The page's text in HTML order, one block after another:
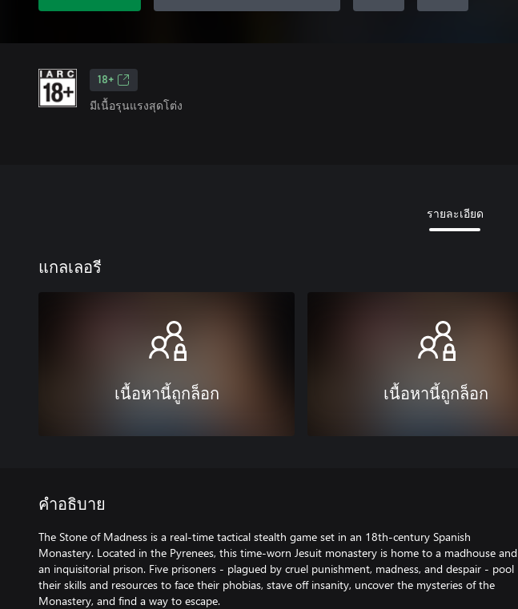
18+
มีเนื้อรุนแรงสุดโต่ง
รายละเอียด
แกลเลอรี
เนื้อหานี้ถูกล็อก เนื้อหานี้ถูกล็อก
คำอธิบาย
The Stone of Madness is a real-time tactical stealth game set in an 18th-century Spanish
Monastery. Located in the Pyrenees, this time-worn Jesuit monastery is home to a madhouse and
an inquisitorial prison. Five prisoners - plagued by cruel punishment, madness, and despair - pool
their skills and resources to face their phobias, stave off insanity, uncover the mysteries of the
Monastery, and find a way to escape.